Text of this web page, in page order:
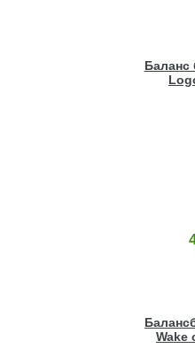
Баланс
Wake